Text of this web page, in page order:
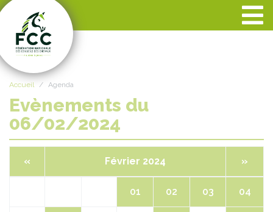
Accueil Agenda
Evènements du
06/02/2024
« Février 2024 »
01 02 03 04
Panneau de gestion des cookies